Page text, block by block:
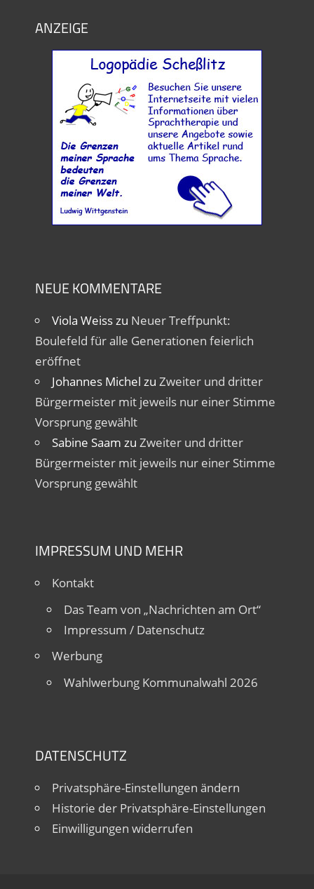
ANZEIGE
NEUE KOMMENTARE
Viola Weisszu Neuer Treffpunkt:
Boulefeld für alle Generationen feierlich
eröffnet
Johannes Michel zu Zweiter und dritter
Bürgermeister mit jeweils nur einer Stimme
Vorsprung gewählt
Sabine Saam zu Zweiter und dritter
Bürgermeister mit jeweils nur einer Stimme
Vorsprung gewählt
IMPRESSUM UND MEHR
Kontakt
Das Team von „Nachrichten am Ort“
Impressum / Datenschutz
Werbung
Wahlwerbung Kommunalwahl 2026
DATENSCHUTZ
Privatsphäre-Einstellungen ändern
Historie der Privatsphäre-Einstellungen
Einwilligungen widerrufen